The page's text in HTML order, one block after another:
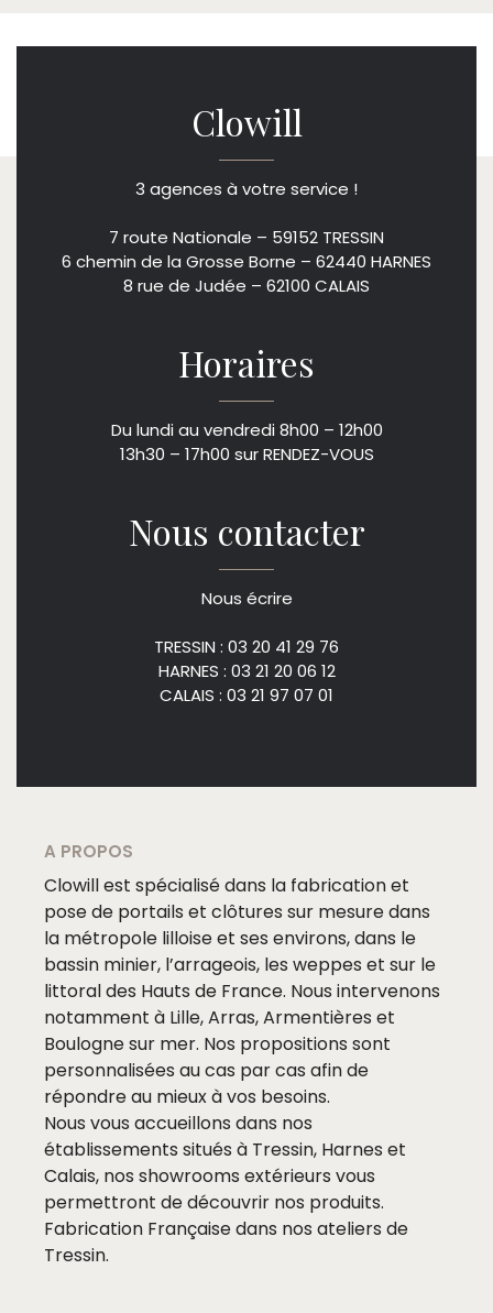
Clowill
3 agences à votre service !
7 route Nationale – 59152 TRESSIN
6 chemin de la Grosse Borne – 62440 HARNES
8 rue de Judée – 62100 CALAIS
Horaires
Du lundi au vendredi 8h00 – 12h00
13h30 – 17h00 sur RENDEZ-VOUS
Nous contacter
Nous écrire
TRESSIN : 03 20 41 29 76
HARNES : 03 21 20 06 12
CALAIS : 03 21 97 07 01
A PROPOS
Clowill est spécialisé dans la fabrication et
pose de portails et clôtures sur mesure dans
la métropole lilloise et ses environs, dans le
bassin minier, l’arrageois, les weppes et sur le
littoral des Hauts de France. Nous intervenons
notamment à Lille, Arras, Armentières et
Boulogne sur mer. Nos propositions sont
personnalisées au cas par cas afin de
répondre au mieux à vos besoins.
Nous vous accueillons dans nos
établissements situés à Tressin, Harnes et
Calais, nos showrooms extérieurs vous
permettront de découvrir nos produits.
Fabrication Française dans nos ateliers de
Tressin.